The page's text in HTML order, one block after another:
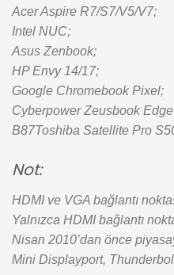
Acer Aspire R7/S7/V5/V7;
Intel NUC;
Asus Zenbook;
HP Envy 14/17;
Google Chromebook Pixel;
Cyberpower Zeusbook
B87Toshiba Satellite Pro
Not:
HDMI ve VGA bağlantı
Yalnızca HDMI bağlantı
Nisan 2010’dan önce
Mini Displayport,